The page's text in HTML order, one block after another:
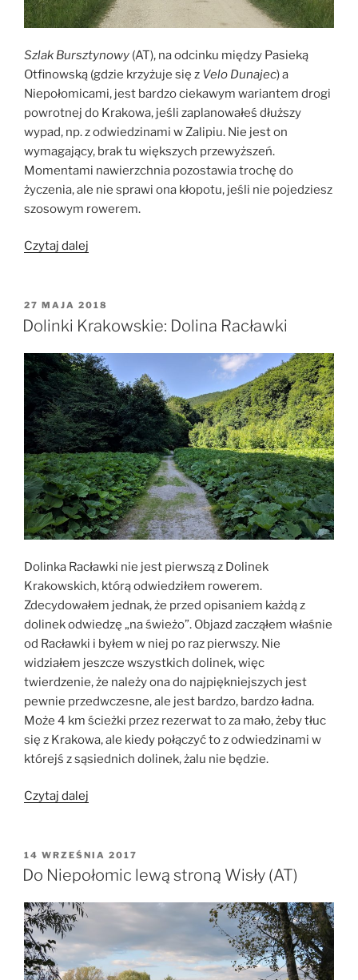
Szlak Bursztynowy (AT), na odcinku między Pasieką
Otfinowską (gdzie krzyżuje się z Velo Dunajec) a
Niepołomicami, jest bardzo ciekawym wariantem drogi
powrotnej do Krakowa, jeśli zaplanowałeś dłuższy
wypad, np. z odwiedzinami w Zalipiu. Nie jest on
wymagający, brak tu większych przewyższeń.
Momentami nawierzchnia pozostawia trochę do
życzenia, ale nie sprawi ona kłopotu, jeśli nie pojedziesz
szosowym rowerem.
Czytaj dalej
Zalipia
do
(AT)”
OPUBLIKOWANE
W
27 MAJA 2018
Dolinki Krakowskie: Dolina Racławki
Dolinka Racławki nie jest pierwszą z Dolinek
Krakowskich, którą odwiedziłem rowerem.
Zdecydowałem jednak, że przed opisaniem każdą z
dolinek odwiedzę „na świeżo”. Objazd zacząłem właśnie
od Racławki i byłem w niej po raz pierwszy. Nie
widziałem jeszcze wszystkich dolinek, więc
twierdzenie, że należy ona do najpiękniejszych jest
pewnie przedwczesne, ale jest bardzo, bardzo ładna.
Może 4 km ścieżki przez rezerwat to za mało, żeby tłuc
się z Krakowa, ale kiedy połączyć to z odwiedzinami w
którejś z sąsiednich dolinek, żalu nie będzie.
Czytaj dalej
Racławki”
OPUBLIKOWANE
W
14 WRZEŚNIA 2017
Do Niepołomic lewą stroną Wisły (AT)